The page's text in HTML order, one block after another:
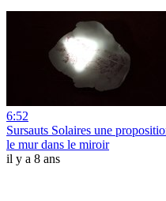
6:52
Sursauts Solaires une
le mur dans le miroir
il y a 8 ans